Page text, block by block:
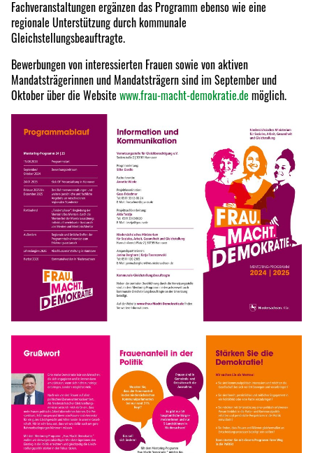
Fachveranstaltungen ergänzen das Programm ebenso wie eine
regionale Unterstützung durch kommunale
Gleichstellungsbeauftragte.
Bewerbungen von interessierten Frauen sowie von aktiven
Mandatsträgerinnen und Mandatsträgern sind im September und
Oktober über die Website www.frau-macht-demokratie.de möglich.